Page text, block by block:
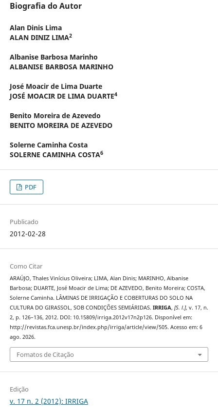
Biografia do Autor
Alan Dinis Lima
ALAN DINIZ LIMA2
Albanise Barbosa Marinho
ALBANISE BARBOSA MARINHO
José Moacir de Lima Duarte
JOSÉ MOACIR DE LIMA DUARTE4
Benito Moreira de Azevedo
BENITO MOREIRA DE AZEVEDO
Solerne Caminha Costa
SOLERNE CAMINHA COSTA6
PDF
Publicado
2012-02-28
Como Citar
ARAÚJO, Thales Vinícius Oliveira; LIMA, Alan Dinis; MARINHO, Albanise
Barbosa; DUARTE, José Moacir de Lima; DE AZEVEDO, Benito Moreira; COSTA,
Solerne Caminha. LÂMINAS DE IRRIGAÇÃO E COBERTURAS DO SOLO NA
CULTURA DO GIRASSOL, SOB CONDIÇÕES SEMIÁRIDAS. IRRIGA, [S. l.], v. 17, n.
2, p. 126–136, 2012. DOI: 10.15809/irriga.2012v17n2p126. Disponível em:
http://revistas.fca.unesp.br/index.php/irriga/article/view/505. Acesso em: 6
ago. 2026.
Fomatos de Citação
Edição
v. 17 n. 2 (2012): IRRIGA